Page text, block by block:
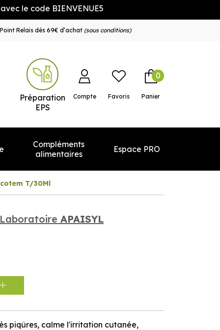
BIENVENUE5
Relais dès 69€ d’achat (sous conditions)
service
Préparation
EPS
Compte Favoris Panier
0
Compléments
alimentaires
Espace PRO
T/30Ml
Laboratoire APAISYL
piqûres, calme l'irritation cutanée,